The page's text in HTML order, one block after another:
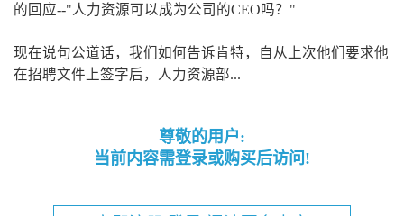
的回应--"人力资源可以成为公司的CEO吗？"
现在说句公道话，我们如何告诉肯特，自从上次他们要求他
在招聘文件上签字后，人力资源部...
尊敬的用户:
当前内容需登录或购买后访问!